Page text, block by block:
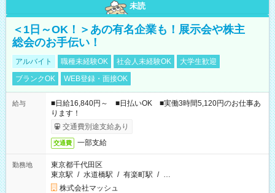
未読
＜1日～OK！＞あの有名企業も！展示会や株主
総会のお手伝い！
アルバイト 職種未経験OK 社会人未経験OK
大学生歓迎
ブランクOK
WEB登録・面接OK
給与
■日給16,840円～ ■日払いOK ■実働3時間5,120円のお仕事あ
ります！
交通費別途支給あり
交通費 一部支給
勤務地
東京都千代田区
東京駅 / 水道橋駅 / 有楽町駅 / …
株式会社マッシュ